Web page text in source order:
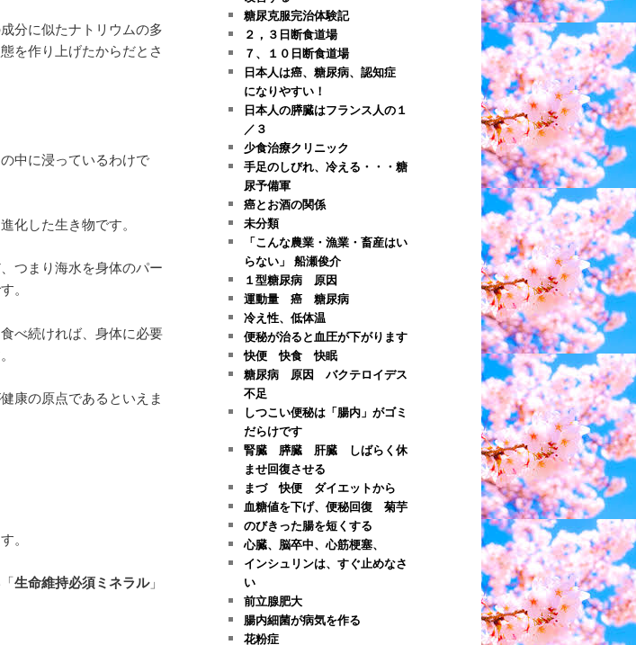
分に似たナトリウムの多
を作り上げたからだとさ
中に浸っているわけで
化した生き物です。
つまり海水を身体のパー
。
べ続ければ、身体に必要
康の原点であるといえま
。
生命維持必須ミネラル」
糖尿克服完治体験記
２，３日断食道場
７、１０日断食道場
日本人は癌、糖尿病、認知症
になりやすい！
日本人の膵臓はフランス人の１
／３
少食治療クリニック
手足のしびれ、冷える・・・糖
尿予備軍
癌とお酒の関係
未分類
「こんな農業・漁業・畜産はい
らない」 船瀬俊介
１型糖尿病 原因
運動量 癌 糖尿病
冷え性、低体温
便秘が治ると血圧が下がります
快便 快食 快眠
糖尿病 原因 バクテロイデス
不足
しつこい便秘は「腸内」がゴミ
だらけです
腎臓 膵臓 肝臓 しばらく休
ませ回復させる
まづ 快便 ダイエットから
血糖値を下げ、便秘回復 菊芋
のびきった腸を短くする
心臓、脳卒中、心筋梗塞、
インシュリンは、すぐ止めなさ
い
前立腺肥大
腸内細菌が病気を作る
花粉症